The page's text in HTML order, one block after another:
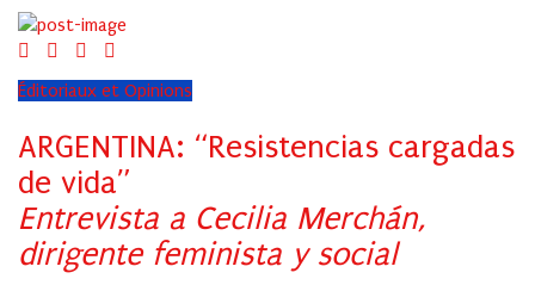
Éditoriaux et Opinions
ARGENTINA: “Resistencias cargadas
de vida”
Entrevista a Cecilia Merchán,
dirigente feminista y social